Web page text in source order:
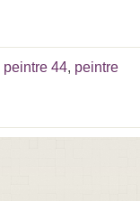
peintre 44, peintre